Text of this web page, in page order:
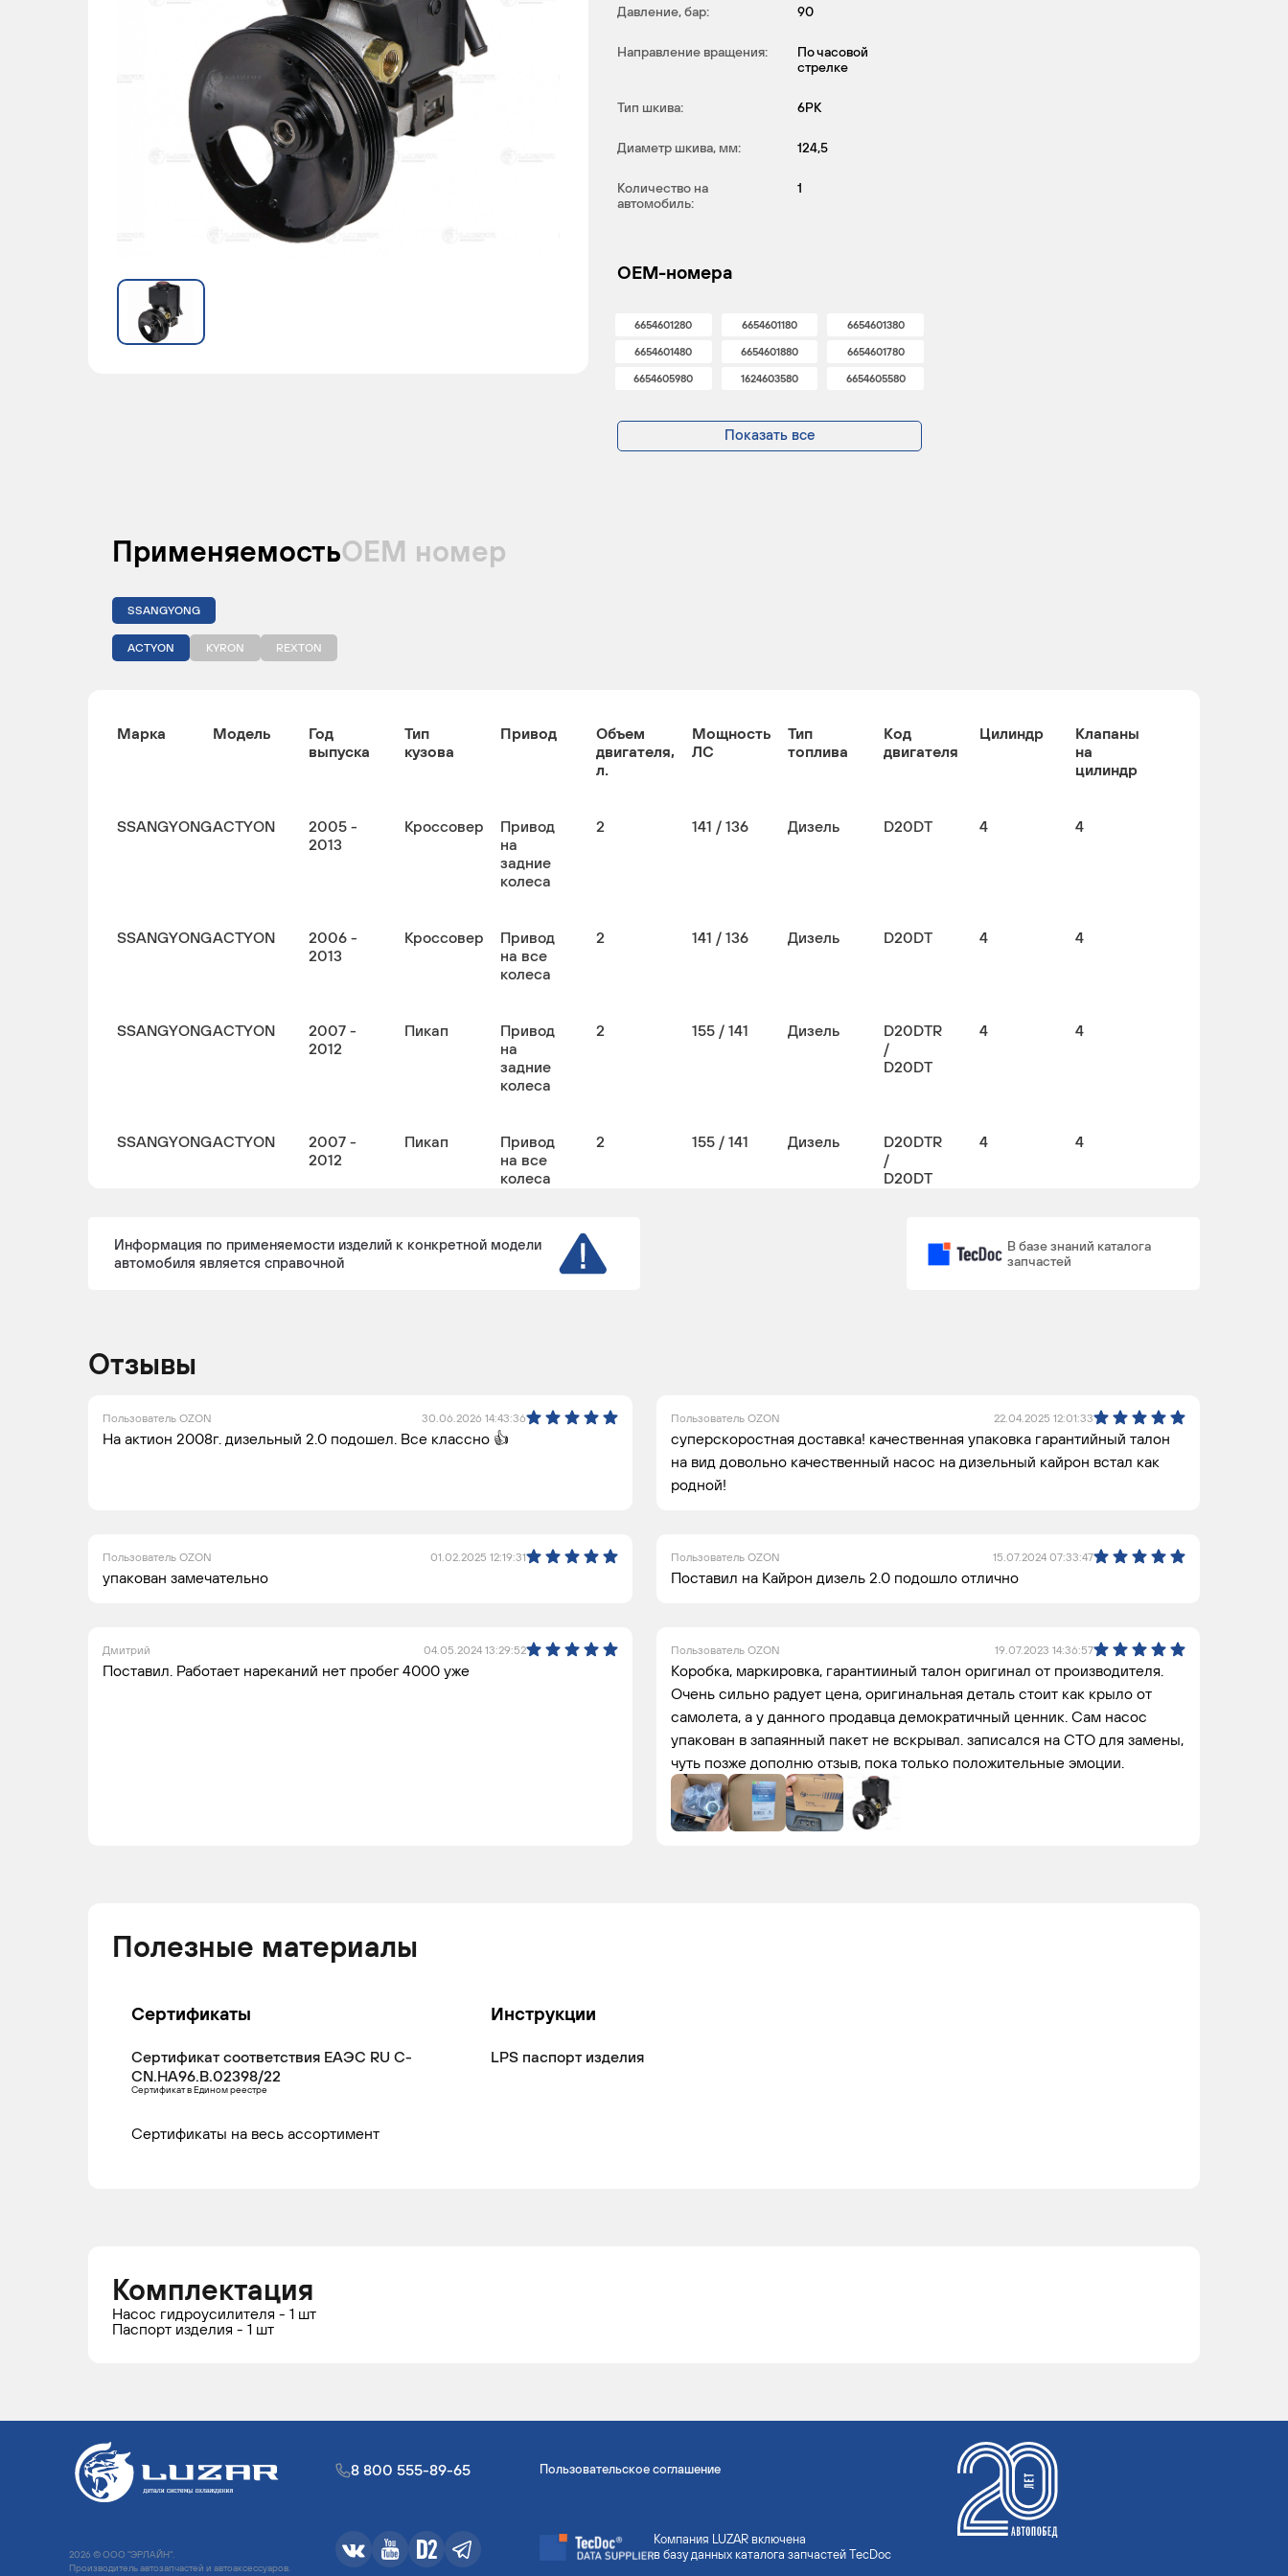
Давление, бар: 90
Направление вращения:
По часовой
стрелке
Тип шкива: 6PK
Диаметр шкива, мм: 124,5
Количество на
автомобиль:
1
OEM-номера
6654601280 6654601180 6654601380
6654601480 6654601880 6654601780
6654605980 1624603580 6654605580
Показать все
ПрименяемостьОЕМ номер
SSANGYONG
ACTYON KYRON REXTON
Марка Модель
Год
выпуска
Тип
кузова
Привод
Объем
двигателя,
л.
Мощность
ЛС
Тип
топлива
Код
двигателя
Цилиндр
Клапаны
на
цилиндр
SSANGYONGACTYON
2005 -
2013
Кроссовер
Привод
на
задние
колеса
2 141 / 136 Дизель D20DT 4 4
SSANGYONGACTYON
2006 -
2013
Кроссовер
Привод
на все
колеса
2 141 / 136 Дизель D20DT 4 4
SSANGYONGACTYON
2007 -
2012
Пикап
Привод
на
задние
колеса
2 155 / 141 Дизель
D20DTR
/
D20DT
4 4
SSANGYONGACTYON
2007 -
2012
Пикап
Привод
на все
колеса
2 155 / 141 Дизель
D20DTR
/
D20DT
4 4
Информация по применяемости изделий к конкретной модели
автомобиля является справочной
В базе знаний каталога
запчастей
Отзывы
Пользователь OZON 30.06.2026 14:43:36
На актион 2008г. дизельный 2.0 подошел. Все классно 👍
Пользователь OZON 22.04.2025 12:01:33
суперскоростная доставка! качественная упаковка гарантийный талон
на вид довольно качественный насос на дизельный кайрон встал как
родной!
Пользователь OZON 01.02.2025 12:19:31
упакован замечательно
Пользователь OZON 15.07.2024 07:33:47
Поставил на Кайрон дизель 2.0 подошло отлично
Дмитрий 04.05.2024 13:29:52
Поставил. Работает нареканий нет пробег 4000 уже
Пользователь OZON 19.07.2023 14:36:57
Коробка, маркировка, гарантииный талон оригинал от производителя.
Очень сильно радует цена, оригинальная деталь стоит как крыло от
самолета, а у данного продавца демократичный ценник. Сам насос
упакован в запаянный пакет не вскрывал. записался на СТО для замены,
чуть позже дополню отзыв, пока только положительные эмоции.
Полезные материалы
Сертификаты
Сертификат соответствия ЕАЭС RU С-
CN.НА96.В.02398/22
Сертификат в Едином реестре
Сертификаты на весь ассортимент
Инструкции
LPS паспорт изделия
Комплектация
Насос гидроусилителя - 1 шт
Паспорт изделия - 1 шт
8 800 555-89-65 Пользовательское соглашение
Компания LUZAR включена
в базу данных каталога запчастей TecDoc
2026 © ООО "ЭРЛАЙН".
Производитель автозапчастей и автоаксессуаров.